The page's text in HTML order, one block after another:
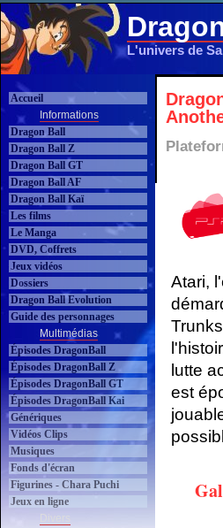
L'univers de
Accueil
Informations
Dragon Ball
Dragon Ball Z
Dragon Ball GT
Dragon Ball AF
Dragon Ball Kaï
Les films
Le Manga
DVD, Coffrets
Jeux vidéos
Dossiers
Dragon Ball Evolution
Guide des personnages
Multimédias
Épisodes DragonBall
Épisodes DragonBall Z
Épisodes DragonBall GT
Épisodes DragonBall Kai
Génériques
Vidéos Clips
Musiques
Fonds d'écran
Figurines - Chara Puchi
Jeux en ligne
Atari,
lutte
est